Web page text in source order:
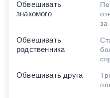
Обвешивать
знакомого
за
Обвешивать
родственника
Обвешивать друга